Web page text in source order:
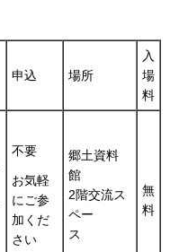
申込 場所
入
場
料
不要
お気軽
にご参
加くだ
さい
郷土資料
館
2階交流ス
ペー
ス
無
料